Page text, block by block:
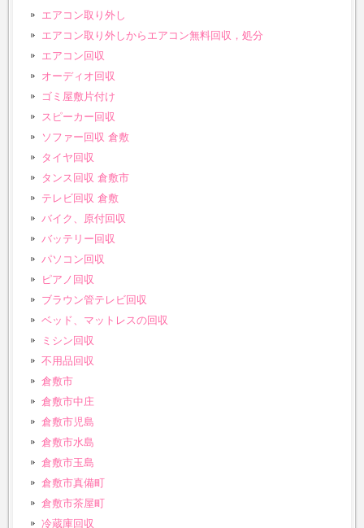
エアコン取り外し
エアコン取り外しからエアコン無料回収，処分
エアコン回収
オーディオ回収
ゴミ屋敷片付け
スピーカー回収
ソファー回収 倉敷
タイヤ回収
タンス回収 倉敷市
テレビ回収 倉敷
バイク、原付回収
バッテリー回収
パソコン回収
ピアノ回収
ブラウン管テレビ回収
ベッド、マットレスの回収
ミシン回収
不用品回収
倉敷市
倉敷市中庄
倉敷市児島
倉敷市水島
倉敷市玉島
倉敷市真備町
倉敷市茶屋町
冷蔵庫回収